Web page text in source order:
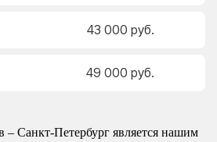
43 000 руб.
49 000 руб.
– Санкт-Петербург является нашим